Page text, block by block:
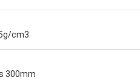
cm3
300mm